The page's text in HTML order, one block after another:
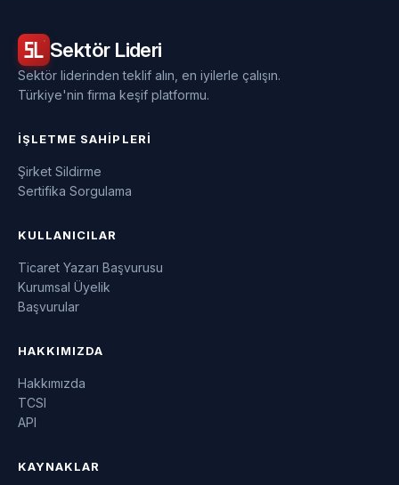
Sektör Lideri
Sektör liderinden teklif alın, en iyilerle çalışın.
Türkiye'nin firma keşif platformu.
İŞLETME SAHIPLERI
Şirket Sildirme
Sertifika Sorgulama
KULLANICILAR
Ticaret Yazarı Başvurusu
Kurumsal Üyelik
Başvurular
HAKKIMIZDA
Hakkımızda
TCSI
API
KAYNAKLAR